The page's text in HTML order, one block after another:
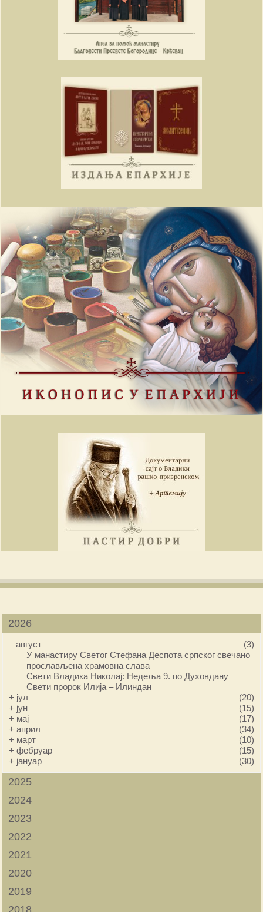
2026
–август
(3)
У манастиру Светог Стефана Деспота српског свечано
прослављена храмовна слава
Свети Владика Николај: Недеља 9. по Духовдану
Свети пророк Илија – Илиндан
+ јул
(20)
+ јун
(15)
+ мај
(17)
+април
(34)
+ март
(10)
+фебруар
(15)
+ јануар (30)
2025
2024
2023
2022
2021
2020
2019